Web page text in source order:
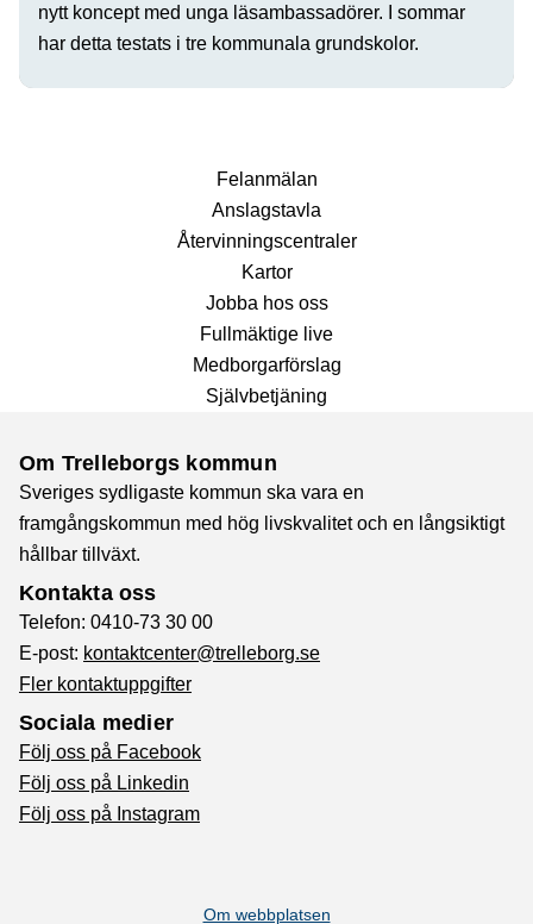
nytt koncept med unga läsambassadörer. I sommar
har detta testats i tre kommunala grundskolor.
Fel­anmälan
Anslags­tavla
Återvinnings­centraler
Kartor
Jobba hos oss
Fullmäktige live
Medborgarförslag
Självbetjäning
Om Trelleborgs kommun
Sveriges sydligaste kommun ska vara en
framgångskommun med hög livskvalitet och en långsiktigt
hållbar tillväxt.
Kontakta oss
Telefon: 0410-73 30 00
E-post: kontaktcenter@trelleborg.se
Fler kontaktuppgifter
Sociala medier
Följ oss på Facebook
Följ oss på Linkedin
Följ oss på Instagram
Om webbplatsen